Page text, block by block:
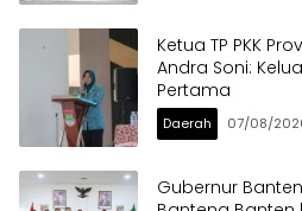
Ketua TP PKK
Andra Soni:
Pertama
Daerah 07/08/
Gubernur